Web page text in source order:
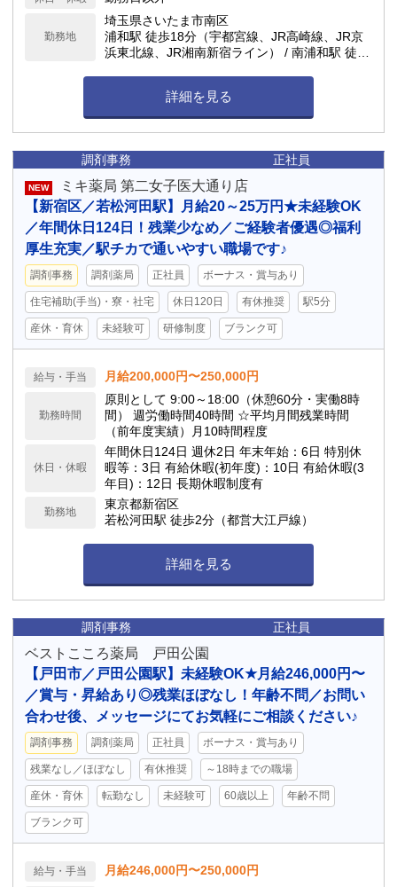
勤務地
埼玉県さいたま市南区
浦和駅 徒歩18分（宇都宮線、JR高崎線、JR京
浜東北線、JR湘南新宿ライン） / 南浦和駅 徒歩
詳細を見る
調剤事務 正社員
NEW
ミキ薬局 第二女子医大通り店
【新宿区／若松河田駅】月給20～25万円★未経験OK
／年間休日124日！残業少なめ／ご経験者優遇◎福利
厚生充実／駅チカで通いやすい職場です♪
調剤事務 調剤薬局 正社員 ボーナス・賞与あり
住宅補助(手当)・寮・社宅 休日120日 有休推奨 駅5分
産休・育休 未経験可 研修制度 ブランク可
給与・手当 月給200,000円〜250,000円
勤務時間
原則として 9:00～18:00（休憩60分・実働8時
間） 週労働時間40時間 ☆平均月間残業時間
（前年度実績）月10時間程度
休日・休暇
年間休日124日 週休2日 年末年始：6日 特別休
暇等：3日 有給休暇(初年度)：10日 有給休暇(3
年目)：12日 長期休暇制度有
勤務地
東京都新宿区
若松河田駅 徒歩2分（都営大江戸線）
詳細を見る
調剤事務 正社員
ベストこころ薬局 戸田公園
【戸田市／戸田公園駅】未経験OK★月給246,000円〜
／賞与・昇給あり◎残業ほぼなし！年齢不問／お問い
合わせ後、メッセージにてお気軽にご相談ください♪
調剤事務 調剤薬局 正社員 ボーナス・賞与あり
残業なし／ほぼなし 有休推奨 ～18時までの職場
産休・育休 転勤なし 未経験可 60歳以上 年齢不問
ブランク可
給与・手当 月給246,000円〜250,000円